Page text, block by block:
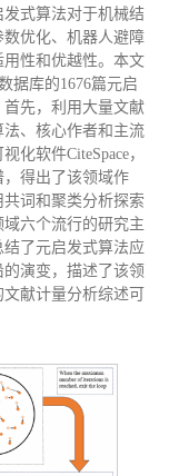
式算法对于机械结
优化、机器人避障
性和优越性。本文
据库的1676篇元启
先，利用大量文献
、核心作者和主流
化软件CiteSpace，
得出了该领域作
词和聚类分析探索
域六个流行的研究主
了元启发式算法应
演变，描述了该领
献计量分析综述可